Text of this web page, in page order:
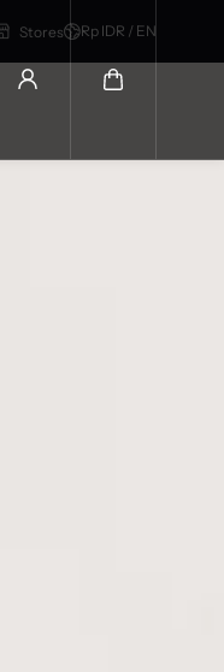
Stores Rp IDR / EN